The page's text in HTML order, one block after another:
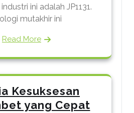
ini adalah JP1131.
mutakhir ini
Read More
Kesuksesan
yang Cepat